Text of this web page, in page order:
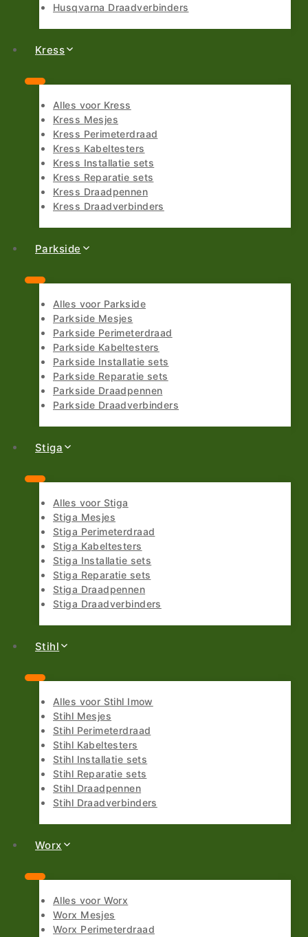
Husqvarna Draadverbinders
Kress
Alles voor Kress
Kress Mesjes
Kress Perimeterdraad
Kress Kabeltesters
Kress Installatie sets
Kress Reparatie sets
Kress Draadpennen
Kress Draadverbinders
Parkside
Alles voor Parkside
Parkside Mesjes
Parkside Perimeterdraad
Parkside Kabeltesters
Parkside Installatie sets
Parkside Reparatie sets
Parkside Draadpennen
Parkside Draadverbinders
Stiga
Alles voor Stiga
Stiga Mesjes
Stiga Perimeterdraad
Stiga Kabeltesters
Stiga Installatie sets
Stiga Reparatie sets
Stiga Draadpennen
Stiga Draadverbinders
Stihl
Alles voor Stihl Imow
Stihl Mesjes
Stihl Perimeterdraad
Stihl Kabeltesters
Stihl Installatie sets
Stihl Reparatie sets
Stihl Draadpennen
Stihl Draadverbinders
Worx
Alles voor Worx
Worx Mesjes
Worx Perimeterdraad